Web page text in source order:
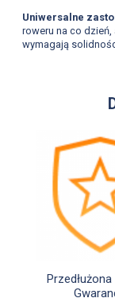
Uniwersalne
roweru na co
wymagają
Szybki